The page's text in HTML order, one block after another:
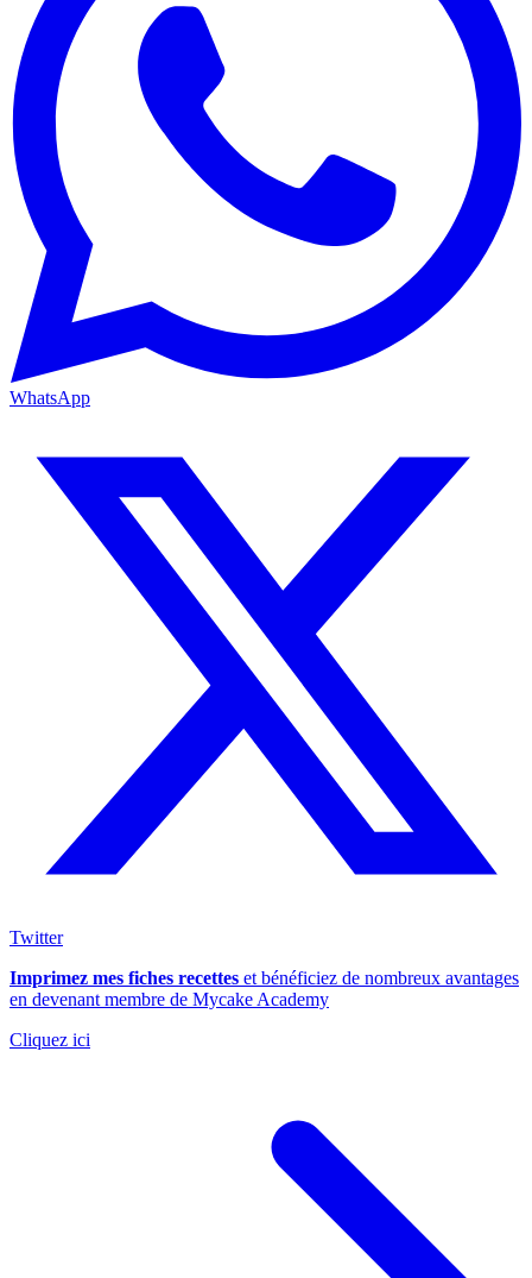
WhatsApp
Twitter
Imprimez mes fiches recettes et bénéficiez de nombreux avantages
en devenant membre de Mycake Academy
Cliquez ici